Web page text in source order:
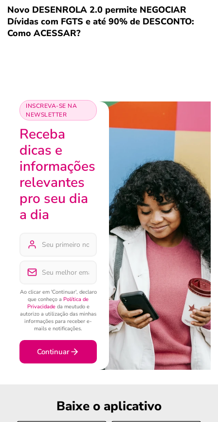
Novo DESENROLA 2.0 permite NEGOCIAR
Dívidas com FGTS e até 90% de DESCONTO:
Como ACESSAR?
INSCREVA-SE NA
NEWSLETTER
Receba
dicas e
informações
relevantes
pro seu dia
a dia
Ao clicar em 'Continuar', declaro
que conheço a Política de
Privacidadeda meutudo e
autorizo a utilização das minhas
informações para receber e-
mails e notificações.
Continuar
Baixe o aplicativo